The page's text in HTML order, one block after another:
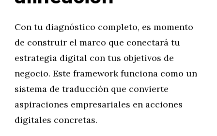
Con tu diagnóstico completo, es momento
de construir el marco que conectará tu
estrategia digital con tus objetivos de
negocio. Este framework funciona como un
sistema de traducción que convierte
aspiraciones empresariales en acciones
digitales concretas.